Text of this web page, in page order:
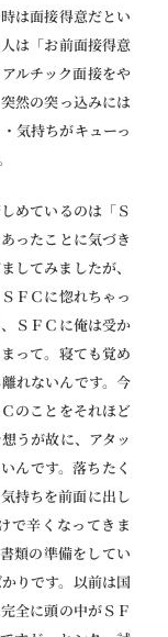
は面接得意だとい
は「お前面接得意
ルチック面接をや
然の突っ込みには
気持ちがキューっ
めているのは「Ｓ
ったことに気づき
してみましたが、
ＦＣに惚れちゃっ
ＳＦＣに俺は受か
って。寝ても覚め
れないんです。今
のことをそれほど
うが故に、アタッ
んです。落ちたく
持ちを前面に出し
で辛くなってきま
類の準備をしてい
りです。以前は国
全に頭の中がＳＦ